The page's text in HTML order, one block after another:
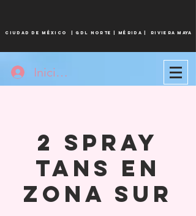
CIUDAD DE MÉXICO Gdl norte |MÉRIDA | Riviera maya
Iniciar sesión
2 Spray
Tans en
Zona Sur